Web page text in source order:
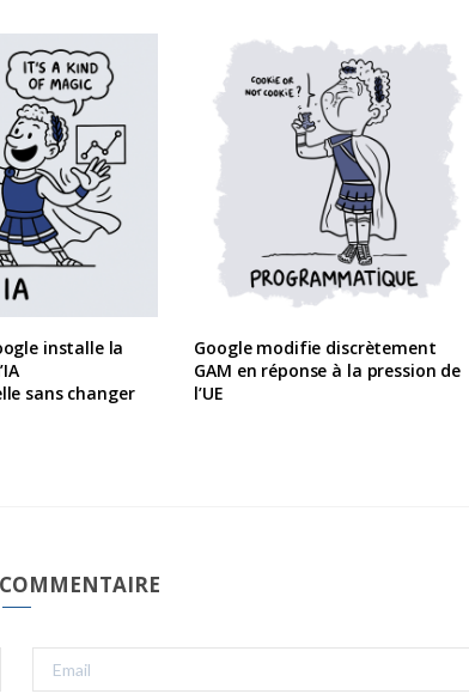
installe la
sans changer
Google modifie discrètement
GAM en réponse à la pression de
l’UE